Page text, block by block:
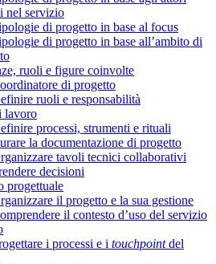
nel servizio
di progetto in base al focus
di progetto in base all’ambito di
ruoli e figure coinvolte
di progetto
ruoli e responsabilità
lavoro
processi, strumenti e rituali
la documentazione di progetto
tavoli tecnici collaborativi
decisioni
progettuale
il progetto e la sua gestione
il contesto d’uso del servizio
i processi e i touchpointdel